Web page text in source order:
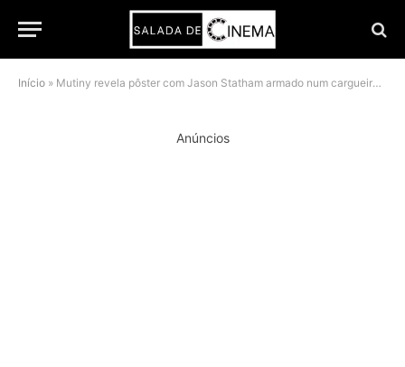
Início » Mutiny revela pôster com Jason Statham armado num cargueiro e o enredo já explica por que ele está sozinho contra todos
Anúncios